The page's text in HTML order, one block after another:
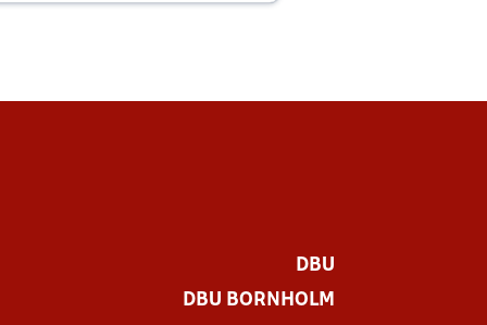
DBU
DBU BORNHOLM